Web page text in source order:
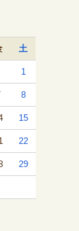
土
1
8
15
22
29